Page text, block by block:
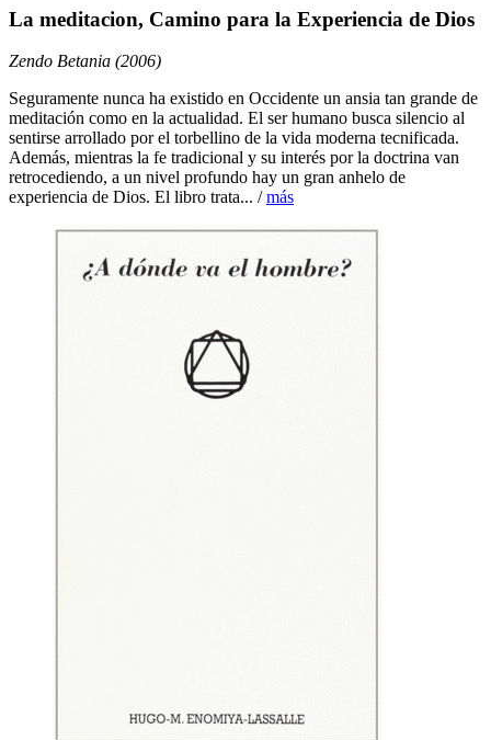
La meditacion, Camino para la Experiencia de Dios
Zendo Betania (2006)
Seguramente nunca ha existido en Occidente un ansia tan grande de
meditación como en la actualidad. El ser humano busca silencio al
sentirse arrollado por el torbellino de la vida moderna tecnificada.
Además, mientras la fe tradicional y su interés por la doctrina van
retrocediendo, a un nivel profundo hay un gran anhelo de
experiencia de Dios. El libro trata... /más